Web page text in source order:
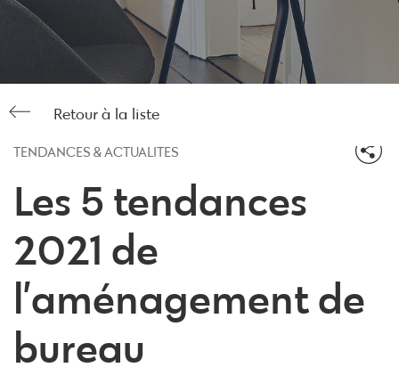
Retour à la liste
TENDANCES & ACTUALITÉS
Les 5 tendances
2021 de
l’aménagement de
bureau